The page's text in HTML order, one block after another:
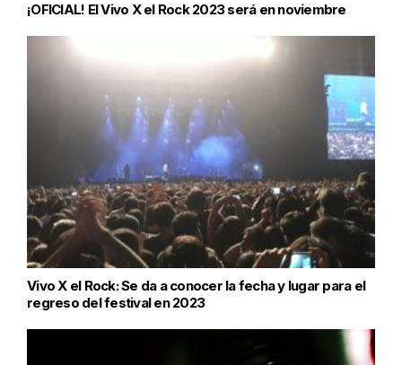
¡OFICIAL! El Vivo X el Rock 2023 será en noviembre
Vivo X el Rock: Se da a conocer la fecha y lugar para el
regreso del festival en 2023